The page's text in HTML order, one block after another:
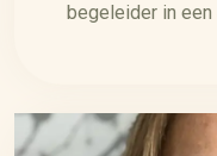
begeleider in